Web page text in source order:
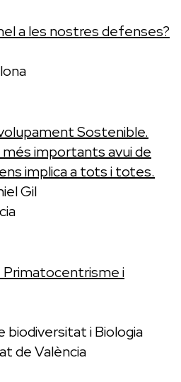
a les nostres defenses?
Sostenible.
més importants avui de
implica a tots i totes.
Gil
Primatocentrisme i
biodiversitat i Biologia
de València